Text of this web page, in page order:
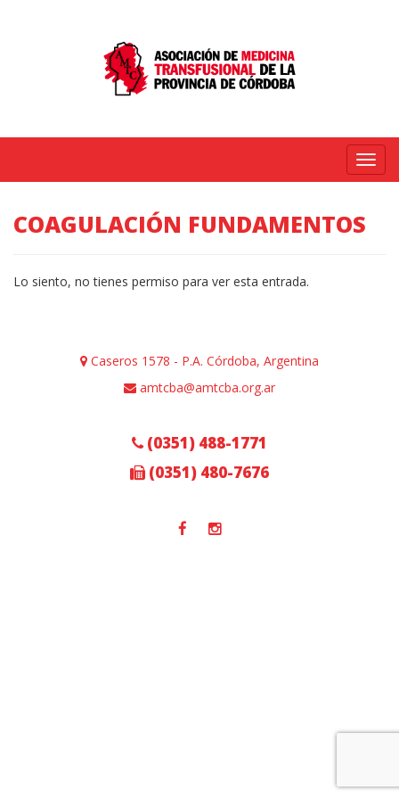
Menú
COAGULACIÓN FUNDAMENTOS
Lo siento, no tienes permiso para ver esta entrada.
Caseros 1578 - P.A. Córdoba, Argentina
amtcba@amtcba.org.ar
(0351) 488-1771
(0351) 480-7676